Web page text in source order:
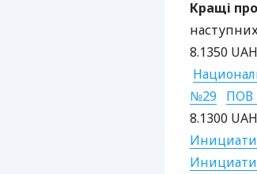
Кращі
8.1350 UAH
№29
ПОВ
8.1300 UAH